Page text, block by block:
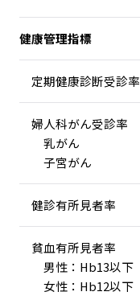
健康管理指標
定期健康診断受診率
婦人科がん受診率
乳がん
子宮がん
健診有所見者率
貧血有所見者率
男性：Hb13以下
女性：Hb12以下